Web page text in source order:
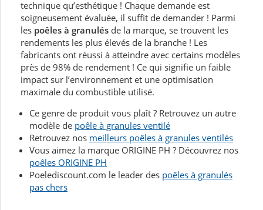
technique qu’esthétique ! Chaque demande est
soigneusement évaluée, il suffit de demander ! Parmi
les poêles à granulés de la marque, se trouvent les
rendements les plus élevés de la branche ! Les
fabricants ont réussi à atteindre avec certains modèles
près de 98% de rendement ! Ce qui signifie un faible
impact sur l’environnement et une optimisation
maximale du combustible utilisé.
Ce genre de produit vous plaît ? Retrouvez un autre
modèle de poêle à granules ventilé
Retrouvez nos meilleurs poêles à granules ventilés
Vous aimez la marque ORIGINE PH ? Découvrez nos
poêles ORIGINE PH
Poelediscount.com le leader des poêles à granulés
pas chers